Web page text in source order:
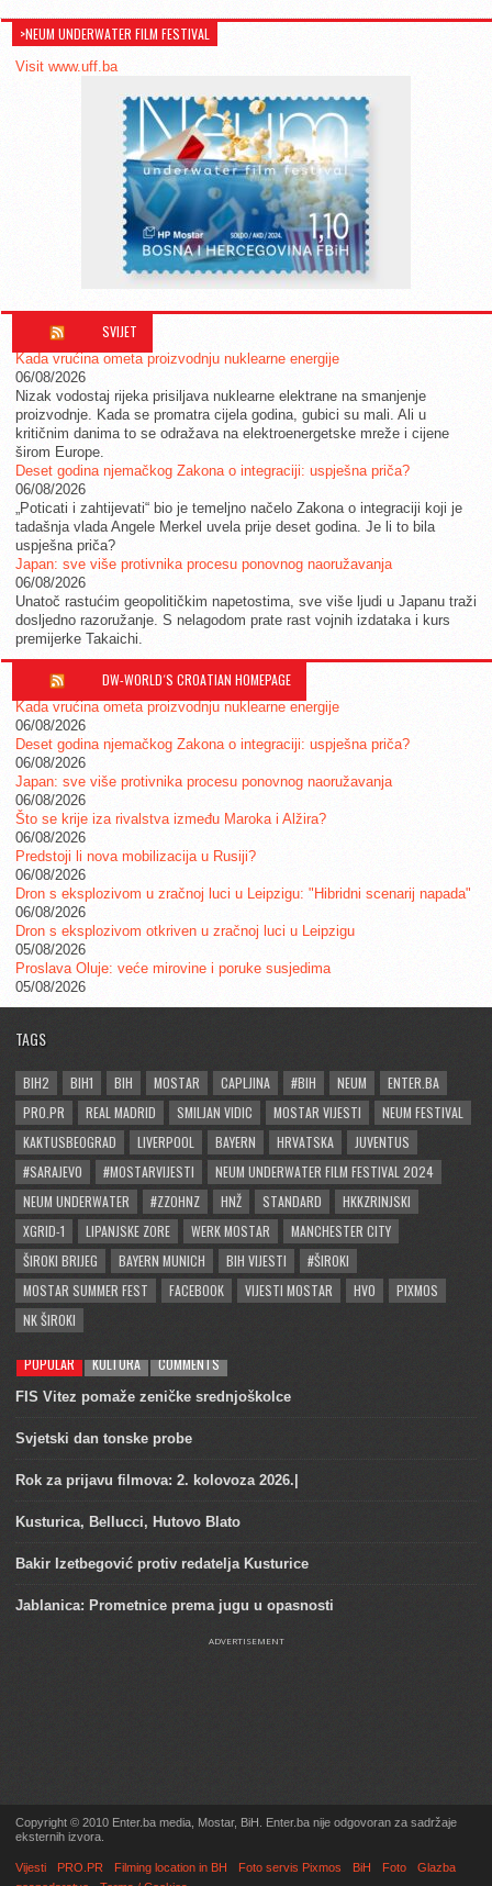
>NEUM UNDERWATER FILM FESTIVAL
Visit www.uff.ba
SVIJET
Kada vrućina ometa proizvodnju nuklearne energije
06/08/2026
Nizak vodostaj rijeka prisiljava nuklearne elektrane na smanjenje
proizvodnje. Kada se promatra cijela godina, gubici su mali. Ali u
kritičnim danima to se odražava na elektroenergetske mreže i cijene
širom Europe.
Deset godina njemačkog Zakona o integraciji: uspješna priča?
06/08/2026
„Poticati i zahtijevati“ bio je temeljno načelo Zakona o integraciji koji je
tadašnja vlada Angele Merkel uvela prije deset godina. Je li to bila
uspješna priča?
Japan: sve više protivnika procesu ponovnog naoružavanja
06/08/2026
Unatoč rastućim geopolitičkim napetostima, sve više ljudi u Japanu traži
dosljedno razoružanje. S nelagodom prate rast vojnih izdataka i kurs
premijerke Takaichi.
DW-WORLD´S CROATIAN HOMEPAGE
Kada vrućina ometa proizvodnju nuklearne energije
06/08/2026
Deset godina njemačkog Zakona o integraciji: uspješna priča?
06/08/2026
Japan: sve više protivnika procesu ponovnog naoružavanja
06/08/2026
Što se krije iza rivalstva između Maroka i Alžira?
06/08/2026
Predstoji li nova mobilizacija u Rusiji?
06/08/2026
Dron s eksplozivom u zračnoj luci u Leipzigu: "Hibridni scenarij napada"
06/08/2026
Dron s eksplozivom otkriven u zračnoj luci u Leipzigu
05/08/2026
Proslava Oluje: veće mirovine i poruke susjedima
05/08/2026
TAGS
BIH2 BIH1 BIH MOSTAR CAPLJINA #BIH NEUM
ENTER.BA
PRO.PR
REAL MADRID SMILJAN VIDIC MOSTAR VIJESTI
NEUM FESTIVAL
KAKTUSBEOGRAD
LIVERPOOL BAYERN HRVATSKA
JUVENTUS
#SARAJEVO
#MOSTARVIJESTI
NEUM UNDERWATER FILM FESTIVAL 2024
NEUM UNDERWATER
#ZZOHNZ HNŽ STANDARD
HKKZRINJSKI
XGRID-1
LIPANJSKE ZORE WERK MOSTAR
MANCHESTER CITY
ŠIROKI BRIJEG
BAYERN MUNICH BIH VIJESTI
#ŠIROKI
MOSTAR SUMMER FEST
FACEBOOK VIJESTI MOSTAR HVO
PIXMOS
NK ŠIROKI
POPULAR KULTURA COMMENTS
FIS Vitez pomaže zeničke srednjoškolce
Svjetski dan tonske probe
Rok za prijavu filmova: 2. kolovoza 2026.|
Kusturica, Bellucci, Hutovo Blato
Bakir Izetbegović protiv redatelja Kusturice
Jablanica: Prometnice prema jugu u opasnosti
ADVERTISEMENT
Copyright © 2010 Enter.ba media, Mostar, BiH. Enter.ba nije odgovoran za sadržaje
eksternih izvora.
Vijesti PRO.PR Filming location in BH Foto servis Pixmos BiH Foto
Glazba